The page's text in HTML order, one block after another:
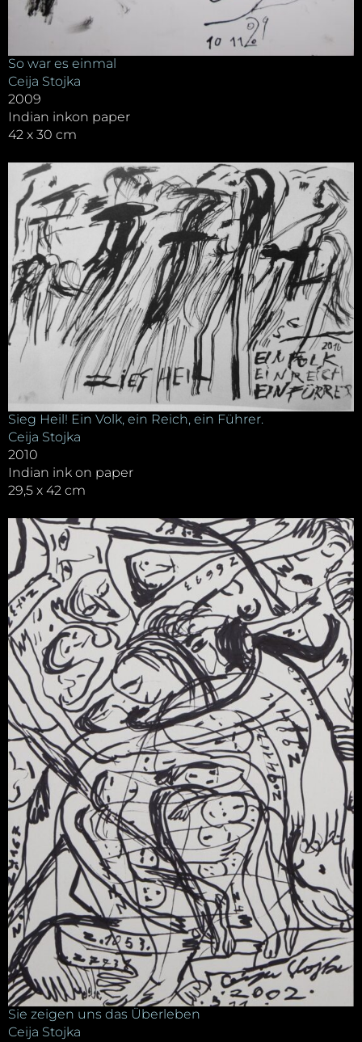
So war es einmal
Ceija Stojka
2009
Indian inkon paper
42 x 30 cm
Sieg Heil! Ein Volk, ein Reich, ein Führer.
Ceija Stojka
2010
Indian ink on paper
29,5 x 42 cm
Sie zeigen uns das Überleben
Ceija Stojka